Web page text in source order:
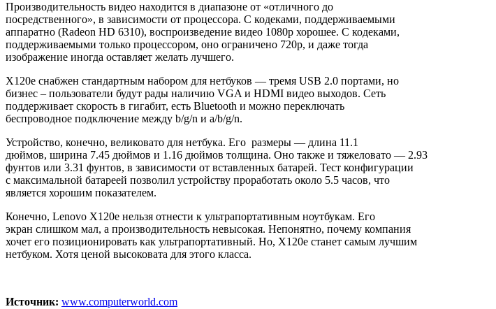
Производительность видео находится в диапазоне от «отличного до
посредственного», в зависимости от процессора. С кодеками, поддерживаемыми
аппаратно (Radeon HD 6310), воспроизведение видео 1080p хорошее. С кодеками,
поддерживаемыми только процессором, оно ограничено 720p, и даже тогда
изображение иногда оставляет желать лучшего.
X120e снабжен стандартным набором для нетбуков — тремя USB 2.0 портами, но
бизнес – пользователи будут рады наличию VGA и HDMI видео выходов. Сеть
поддерживает скорость в гигабит, есть Bluetooth и можно переключать
беспроводное подключение между b/g/n и a/b/g/n.
Устройство, конечно, великовато для нетбука. Его размеры — длина 11.1
дюймов, ширина 7.45 дюймов и 1.16 дюймов толщина. Оно также и тяжеловато — 2.93
фунтов или 3.31 фунтов, в зависимости от вставленных батарей. Тест конфигурации
с максимальной батареей позволил устройству проработать около 5.5 часов, что
является хорошим показателем.
Конечно, Lenovo X120e нельзя отнести к ультрапортативным ноутбукам. Его
экран слишком мал, а производительность невысокая. Непонятно, почему компания
хочет его позиционировать как ультрапортативный. Но, X120e станет самым лучшим
нетбуком. Хотя ценой высоковата для этого класса.
Источник: www.computerworld.com